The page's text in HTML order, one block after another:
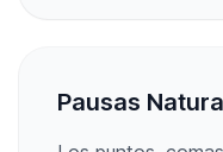
Pausas